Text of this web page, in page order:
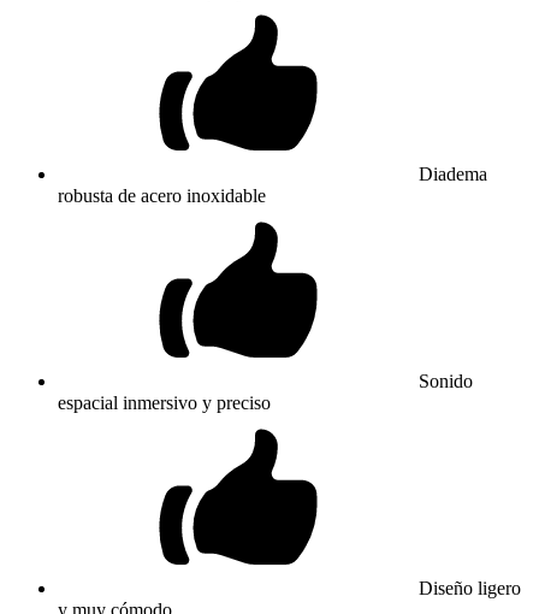
Diadema
robusta de acero inoxidable
Sonido
espacial inmersivo y preciso
Diseño ligero
y muy cómodo